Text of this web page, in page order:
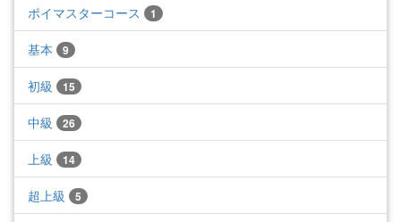
ポイマスターコース 1
基本 9
初級 15
中級 26
上級 14
超上級 5